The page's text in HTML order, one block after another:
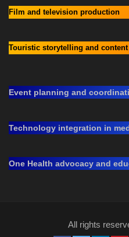
Film and television production
Touristic storytelling and
Event planning and
Technology integration in
One Health advocacy and
All rights